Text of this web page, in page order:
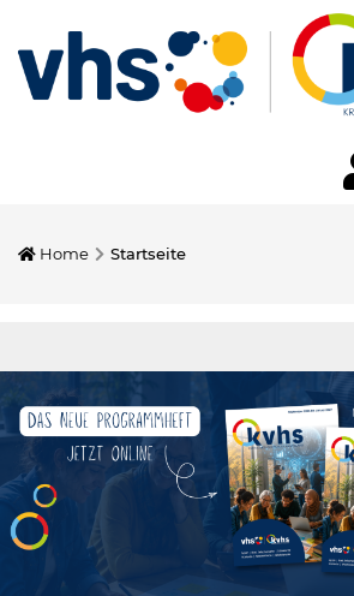
Home Startseite